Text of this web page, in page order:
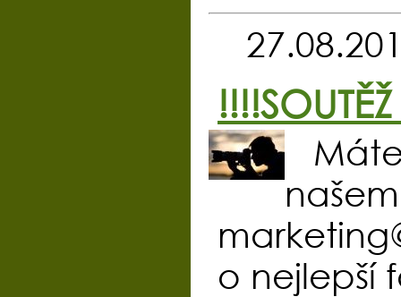
o nejlepší